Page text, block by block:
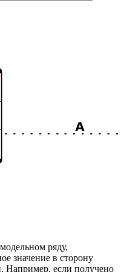
ряду,
значение в сторону
Например, если получено